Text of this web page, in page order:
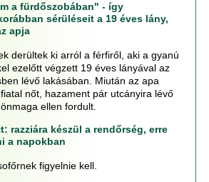
a fürdőszobában" - így
sérüléseit a 19 éves lány,
apja
derültek ki arról a férfiről, aki a gyanú
ezelőtt végzett 19 éves lányával az
lévő lakásában. Miután az apa
nőt, hazament pár utcányira lévő
ellen fordult.
razziára készül a rendőrség, erre
a napokban
figyelnie kell.